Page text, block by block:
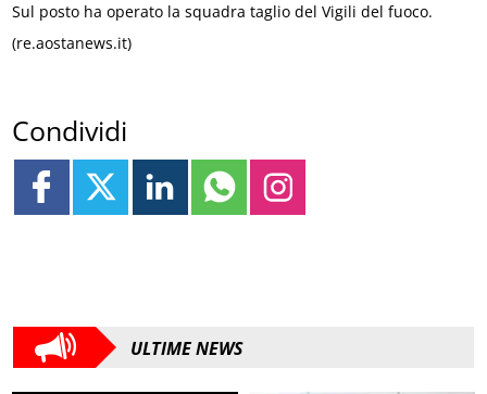
Sul posto ha operato la squadra taglio del Vigili del fuoco.
(re.aostanews.it)
Condividi
ULTIME NEWS